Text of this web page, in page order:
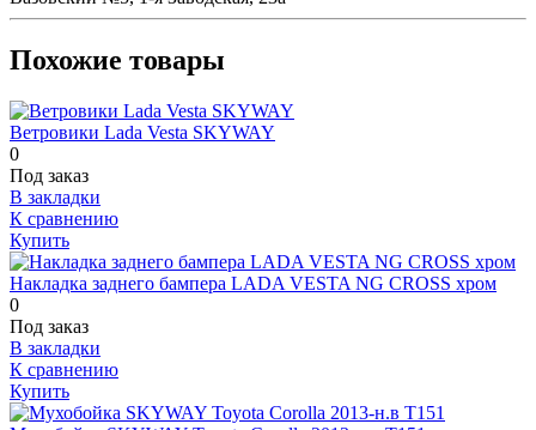
Похожие товары
Ветровики Lada Vesta SKYWAY
0
Под заказ
В закладки
К сравнению
Купить
Накладка заднего бампера LADA VESTA NG CROSS хром
0
Под заказ
В закладки
К сравнению
Купить